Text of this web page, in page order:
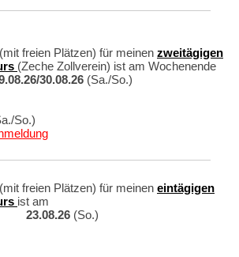
freien Plätzen) für meinen zweitägigen
(Zeche Zollverein) ist am Wochenende
30.08.26 (Sa./So.)
So.)
freien Plätzen) für meinen eintägigen
ist am
23.08.26 (So.)